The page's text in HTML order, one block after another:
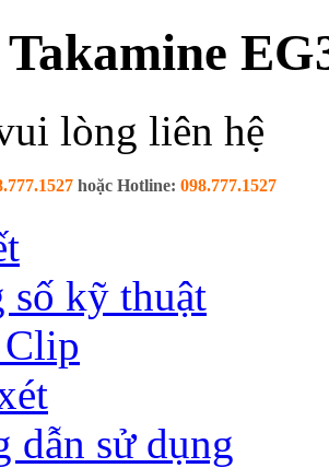
lòng liên hệ
hoặc Hotline: 098.777.1527
số kỹ thuật
dẫn sử dụng